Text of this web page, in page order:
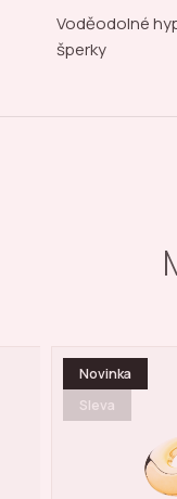
Voděodolné
šperky
Novinka
Sleva